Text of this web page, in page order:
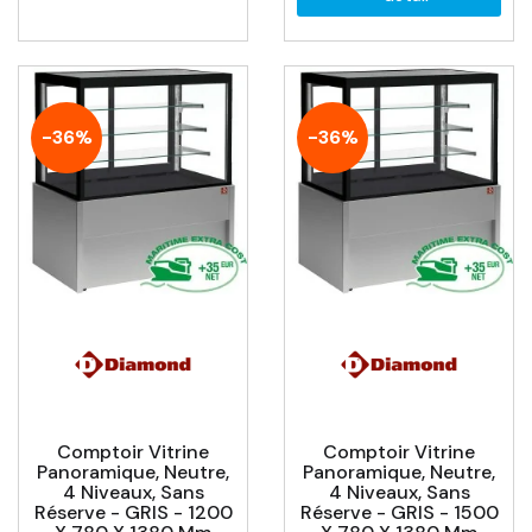
-36%
Comptoir Vitrine
Panoramique, Neutre,
4 Niveaux, Sans
Réserve - GRIS - 1200
-36%
Comptoir Vitrine
Panoramique, Neutre,
4 Niveaux, Sans
Réserve - GRIS - 1500